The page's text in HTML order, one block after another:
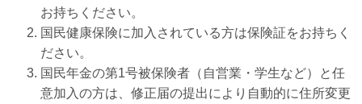
お持ちください。
国民健康保険に加入されている方は保険証をお持ちく
ださい。
国民年金の第1号被保険者（自営業・学生など）と任
意加入の方は、修正届の提出により自動的に住所変更